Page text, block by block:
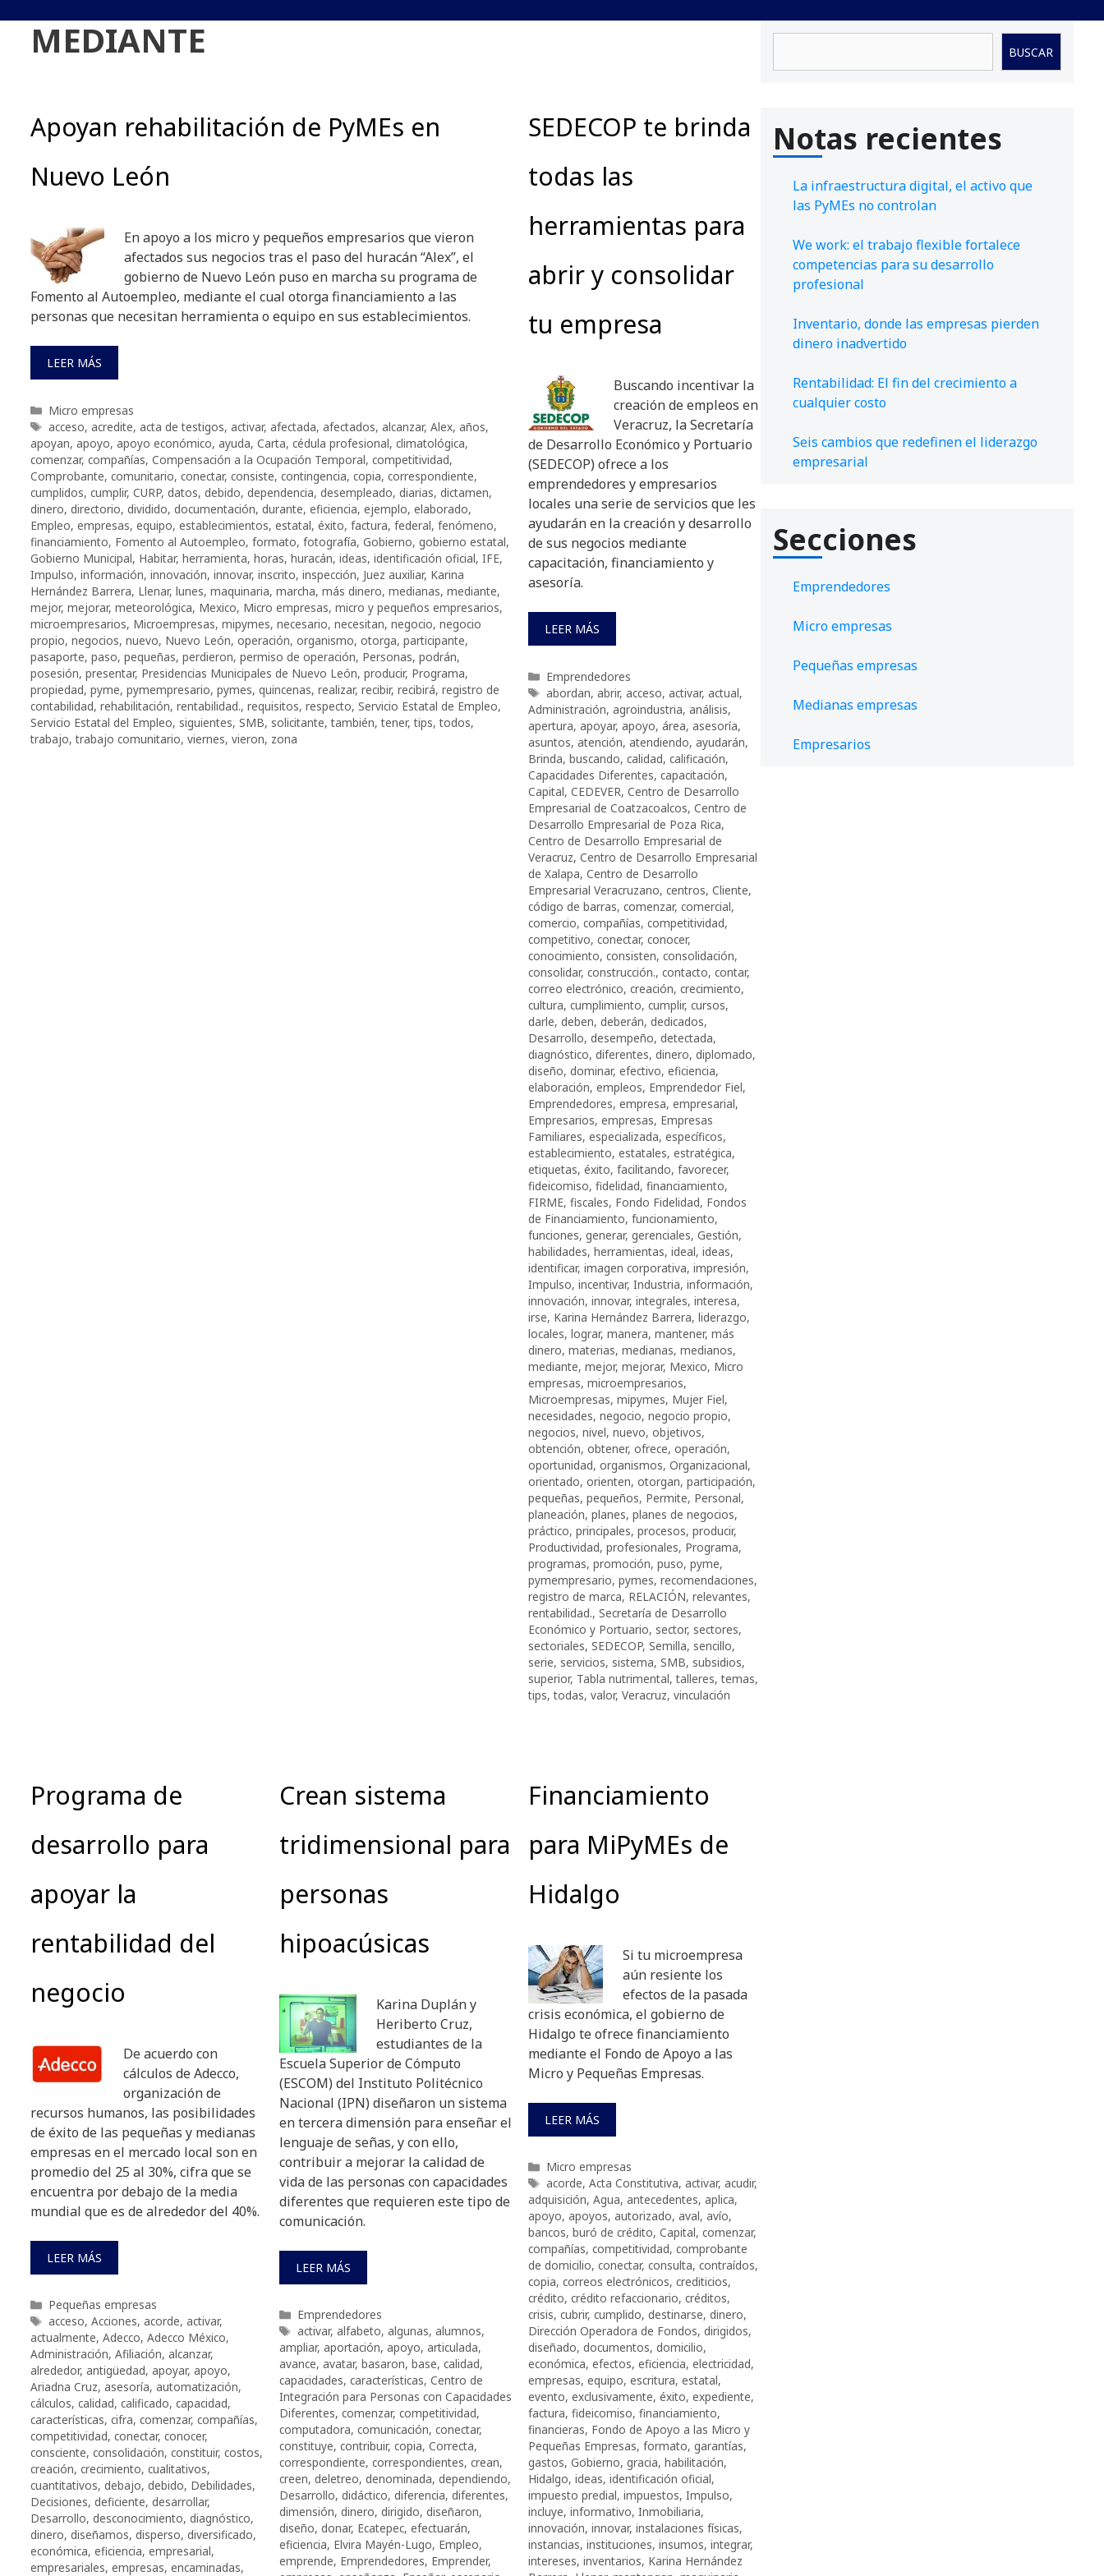
MEDIANTE
Apoyan rehabilitación de PyMEs en
Nuevo León
En apoyo a los micro y pequeños empresarios que vieron
afectados sus negocios tras el paso del huracán “Alex”, el
gobierno de Nuevo León puso en marcha su programa de
Fomento al Autoempleo, mediante el cual otorga financiamiento a las
personas que necesitan herramienta o equipo en sus establecimientos.
LEER MÁS
Categorías
Micro empresas
Etiquetas
acceso, acredite, acta de testigos, activar, afectada, afectados, alcanzar, Alex, años,
apoyan, apoyo, apoyo económico, ayuda, Carta, cédula profesional, climatológica,
comenzar, compañías, Compensación a la Ocupación Temporal, competitividad,
Comprobante, comunitario, conectar, consiste, contingencia, copia, correspondiente,
cumplidos, cumplir, CURP, datos, debido, dependencia, desempleado, diarias, dictamen,
dinero, directorio, dividido, documentación, durante, eficiencia, ejemplo, elaborado,
Empleo, empresas, equipo, establecimientos, estatal, éxito, factura, federal, fenómeno,
financiamiento, Fomento al Autoempleo, formato, fotografía, Gobierno, gobierno estatal,
Gobierno Municipal, Habitar, herramienta, horas, huracán, ideas, identificación oficial, IFE,
Impulso, información, innovación, innovar, inscrito, inspección, Juez auxiliar, Karina
Hernández Barrera, Llenar, lunes, maquinaria, marcha, más dinero, medianas, mediante,
mejor, mejorar, meteorológica, Mexico, Micro empresas, micro y pequeños empresarios,
microempresarios, Microempresas, mipymes, necesario, necesitan, negocio, negocio
propio, negocios, nuevo, Nuevo León, operación, organismo, otorga, participante,
pasaporte, paso, pequeñas, perdieron, permiso de operación, Personas, podrán,
posesión, presentar, Presidencias Municipales de Nuevo León, producir, Programa,
propiedad, pyme, pymempresario, pymes, quincenas, realizar, recibir, recibirá, registro de
contabilidad, rehabilitación, rentabilidad., requisitos, respecto, Servicio Estatal de Empleo,
Servicio Estatal del Empleo, siguientes, SMB, solicitante,también,tener,tips,todos,
trabajo,trabajo comunitario, viernes, vieron, zona
SEDECOP te brinda
todas las
herramientas para
abrir y consolidar
tu empresa
Buscando incentivar la
creación de empleos en
Veracruz, la Secretaría
de Desarrollo Económico y Portuario
(SEDECOP) ofrece a los
emprendedores y empresarios
locales una serie de servicios que les
ayudarán en la creación y desarrollo
de sus negocios mediante
capacitación, financiamiento y
asesoría.
LEER MÁS
Categorías
Emprendedores
Etiquetas
abordan, abrir, acceso, activar, actual,
Administración, agroindustria, análisis,
apertura, apoyar, apoyo, área, asesoría,
asuntos, atención, atendiendo, ayudarán,
Brinda, buscando, calidad, calificación,
Capacidades Diferentes, capacitación,
Capital, CEDEVER, Centro de Desarrollo
Empresarial de Coatzacoalcos, Centro de
Desarrollo Empresarial de Poza Rica,
Centro de Desarrollo Empresarial de
Veracruz, Centro de Desarrollo Empresarial
de Xalapa, Centro de Desarrollo
Empresarial Veracruzano, centros, Cliente,
código de barras, comenzar, comercial,
comercio, compañías, competitividad,
competitivo, conectar, conocer,
conocimiento, consisten, consolidación,
consolidar, construcción., contacto, contar,
correo electrónico, creación, crecimiento,
cultura, cumplimiento, cumplir, cursos,
darle, deben, deberán, dedicados,
Desarrollo, desempeño, detectada,
diagnóstico, diferentes, dinero, diplomado,
diseño, dominar, efectivo, eficiencia,
elaboración, empleos, Emprendedor Fiel,
Emprendedores, empresa, empresarial,
Empresarios, empresas, Empresas
Familiares, especializada, específicos,
establecimiento, estatales, estratégica,
etiquetas, éxito, facilitando, favorecer,
fideicomiso, fidelidad, financiamiento,
FIRME, fiscales, Fondo Fidelidad, Fondos
de Financiamiento, funcionamiento,
funciones, generar, gerenciales, Gestión,
habilidades, herramientas, ideal, ideas,
identificar, imagen corporativa, impresión,
Impulso, incentivar, Industria, información,
innovación, innovar, integrales, interesa,
irse, Karina Hernández Barrera, liderazgo,
locales, lograr, manera, mantener, más
dinero, materias, medianas, medianos,
mediante, mejor, mejorar, Mexico, Micro
empresas, microempresarios,
Microempresas, mipymes, Mujer Fiel,
necesidades, negocio, negocio propio,
negocios, nivel, nuevo, objetivos,
obtención, obtener, ofrece, operación,
oportunidad, organismos, Organizacional,
orientado, orienten, otorgan, participación,
pequeñas, pequeños, Permite, Personal,
planeación, planes, planes de negocios,
práctico, principales, procesos, producir,
Productividad, profesionales, Programa,
programas, promoción, puso, pyme,
pymempresario, pymes, recomendaciones,
registro de marca, RELACIÓN, relevantes,
rentabilidad., Secretaría de Desarrollo
Económico y Portuario, sector, sectores,
sectoriales, SEDECOP, Semilla, sencillo,
serie, servicios, sistema, SMB, subsidios,
superior, Tabla nutrimental,talleres,temas,
tips,todas, valor, Veracruz, vinculación
Programa de
desarrollo para
apoyar la
rentabilidad del
negocio
De acuerdo con
cálculos de Adecco,
organización de
recursos humanos, las posibilidades
de éxito de las pequeñas y medianas
empresas en el mercado local son en
promedio del 25 al 30%, cifra que se
encuentra por debajo de la media
mundial que es de alrededor del 40%.
LEER MÁS
Categorías
Pequeñas empresas
Etiquetas
acceso, Acciones, acorde, activar,
actualmente, Adecco, Adecco México,
Administración, Afiliación, alcanzar,
alrededor, antigüedad, apoyar, apoyo,
Ariadna Cruz, asesoría, automatización,
cálculos, calidad, calificado, capacidad,
características, cifra, comenzar, compañías,
competitividad, conectar, conocer,
consciente, consolidación, constituir, costos,
creación, crecimiento, cualitativos,
cuantitativos, debajo, debido, Debilidades,
Decisiones, deficiente, desarrollar,
Desarrollo, desconocimiento, diagnóstico,
dinero, diseñamos, disperso, diversificado,
económica, eficiencia, empresarial,
empresariales, empresas, encaminadas,
Crean sistema
tridimensional para
personas
hipoacúsicas
Karina Duplán y
Heriberto Cruz,
estudiantes de la
Escuela Superior de Cómputo
(ESCOM) del Instituto Politécnico
Nacional (IPN) diseñaron un sistema
en tercera dimensión para enseñar el
lenguaje de señas, y con ello,
contribuir a mejorar la calidad de
vida de las personas con capacidades
diferentes que requieren este tipo de
comunicación.
LEER MÁS
Categorías
Emprendedores
Etiquetas
activar, alfabeto, algunas, alumnos,
ampliar, aportación, apoyo, articulada,
avance, avatar, basaron, base, calidad,
capacidades, características, Centro de
Integración para Personas con Capacidades
Diferentes, comenzar, competitividad,
computadora, comunicación, conectar,
constituye, contribuir, copia, Correcta,
correspondiente, correspondientes, crean,
creen, deletreo, denominada, dependiendo,
Desarrollo, didáctico, diferencia, diferentes,
dimensión, dinero, dirigido, diseñaron,
diseño, donar, Ecatepec, efectuarán,
eficiencia, Elvira Mayén-Lugo, Empleo,
emprende, Emprendedores, Emprender,
Financiamiento
para MiPyMEs de
Hidalgo
Si tu microempresa
aún resiente los
efectos de la pasada
crisis económica, el gobierno de
Hidalgo te ofrece financiamiento
mediante el Fondo de Apoyo a las
Micro y Pequeñas Empresas.
LEER MÁS
Categorías
Micro empresas
Etiquetas
acorde, Acta Constitutiva, activar, acudir,
adquisición, Agua, antecedentes, aplica,
apoyo, apoyos, autorizado, aval, avío,
bancos, buró de crédito, Capital, comenzar,
compañías, competitividad, comprobante
de domicilio, conectar, consulta, contraídos,
copia, correos electrónicos, crediticios,
crédito, crédito refaccionario, créditos,
crisis, cubrir, cumplido, destinarse, dinero,
Dirección Operadora de Fondos, dirigidos,
diseñado, documentos, domicilio,
económica, efectos, eficiencia, electricidad,
empresas, equipo, escritura, estatal,
evento, exclusivamente, éxito, expediente,
factura, fideicomiso, financiamiento,
financieras, Fondo de Apoyo a las Micro y
Pequeñas Empresas, formato, garantías,
gastos, Gobierno, gracia, habilitación,
Hidalgo, ideas, identificación oficial,
impuesto predial, impuestos, Impulso,
incluye, informativo, Inmobiliaria,
innovación, innovar, instalaciones físicas,
instancias, instituciones, insumos, integrar,
intereses, inventarios, Karina Hernández
BUSCAR
Notas recientes
La infraestructura digital, el activo que
las PyMEs no controlan
We work: el trabajo flexible fortalece
competencias para su desarrollo
profesional
Inventario, donde las empresas pierden
dinero inadvertido
Rentabilidad: El fin del crecimiento a
cualquier costo
Seis cambios que redefinen el liderazgo
empresarial
Secciones
Emprendedores
Micro empresas
Pequeñas empresas
Medianas empresas
Empresarios